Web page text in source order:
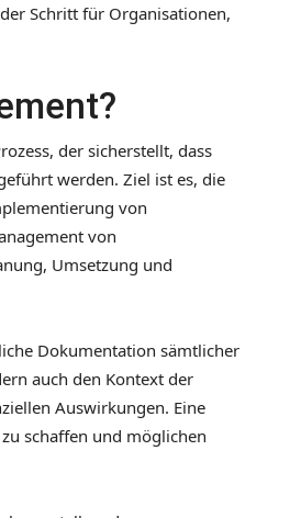
Schritt für Organisationen,
der sicherstellt, dass
werden. Ziel ist es, die
von
von
Umsetzung und
Dokumentation sämtlicher
auch den Kontext der
Auswirkungen. Eine
schaffen und möglichen